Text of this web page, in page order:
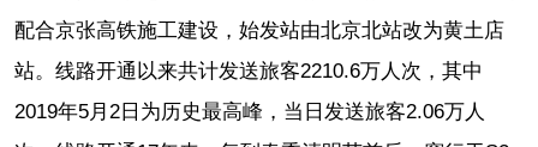
配合京张高铁施工建设，始发站由北京北站改为黄土店
站。线路开通以来共计发送旅客2210.6万人次，其中
2019年5月2日为历史最高峰，当日发送旅客2.06万人